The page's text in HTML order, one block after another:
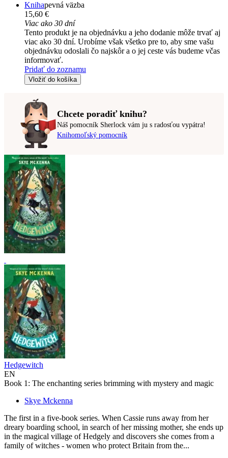
Knihapevná väzba
15,60 €
Viac ako 30 dní
Tento produkt je na objednávku a jeho dodanie môže trvať aj
viac ako 30 dní. Urobíme však všetko pre to, aby sme vašu
objednávku odoslali čo najskôr a o jej ceste vás budeme včas
informovať.
Pridať do zoznamu
Vložiť do košíka
Chcete poradiť knihu?
Náš pomocník Sherlock vám ju s radosťou vypátra!
Knihomoľský pomocník
Hedgewitch
EN
Book 1: The enchanting series brimming with mystery and magic
Skye Mckenna
The first in a five-book series. When Cassie runs away from her
dreary boarding school, in search of her missing mother, she ends up
in the magical village of Hedgely and discovers she comes from a
family of witches - women who protect Britain from the...